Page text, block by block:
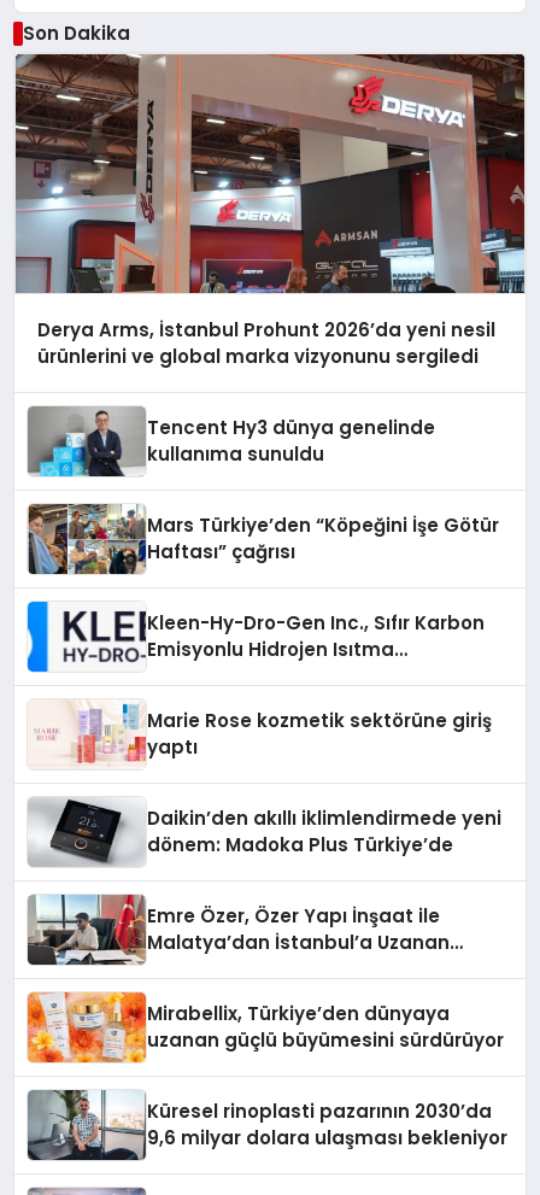
Son Dakika
Derya Arms, İstanbul Prohunt 2026’da yeni nesil
ürünlerini ve global marka vizyonunu sergiledi
Tencent Hy3 dünya genelinde
kullanıma sunuldu
Mars Türkiye’den “Köpeğini İşe Götür
Haftası” çağrısı
Kleen-Hy-Dro-Gen Inc., Sıfır Karbon
Emisyonlu Hidrojen Isıtma
Marie Rose kozmetik sektörüne giriş
yaptı
Daikin’den akıllı iklimlendirmede yeni
dönem: Madoka Plus Türkiye’de
Emre Özer, Özer Yapı İnşaat ile
Malatya’dan İstanbul’a Uzanan
Mirabellix, Türkiye’den dünyaya
uzanan güçlü büyümesini sürdürüyor
Küresel rinoplasti pazarının 2030’da
9,6 milyar dolara ulaşması bekleniyor